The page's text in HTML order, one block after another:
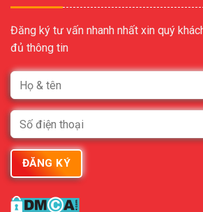
Đăng ký tư vấn nhanh nhất xin quý
đủ thông tin